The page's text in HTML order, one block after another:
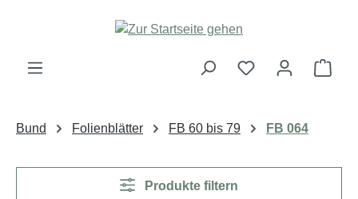
Zum Hauptinhalt springen
Bund Folienblätter FB 60 bis 79 FB 064
Produkte filtern